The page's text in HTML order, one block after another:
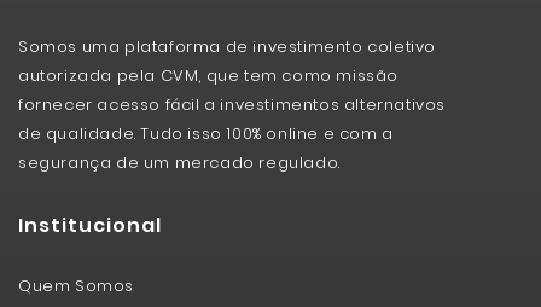
Somos uma plataforma de investimento coletivo
autorizada pela CVM, que tem como missão
fornecer acesso fácil a investimentos alternativos
de qualidade. Tudo isso 100% online e com a
segurança de um mercado regulado.
Institucional
Quem Somos